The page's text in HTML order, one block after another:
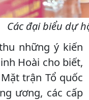
Các đại biểu dự
những ý kiến
Hoài cho biết,
trận Tổ quốc
ương, các cấp